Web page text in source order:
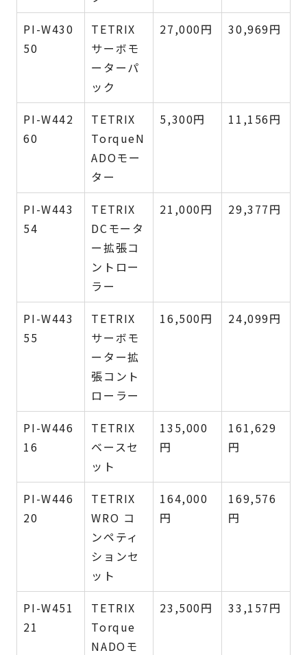
PI-W430
50
TETRIX
サーボモ
ーターパ
ック
27,000円 30,969円
PI-W442
60
TETRIX
TorqueN
ADOモー
ター
5,300円 11,156円
PI-W443
54
TETRIX
DCモータ
ー拡張コ
ントロー
ラー
21,000円 29,377円
PI-W443
55
TETRIX
サーボモ
ーター拡
張コント
ローラー
16,500円 24,099円
PI-W446
16
TETRIX
ベースセ
ット
135,000
円
161,629
円
PI-W446
20
TETRIX
WRO コ
ンペティ
ションセ
ット
164,000
円
169,576
円
PI-W451
21
TETRIX
Torque
NADOモ
23,500円 33,157円